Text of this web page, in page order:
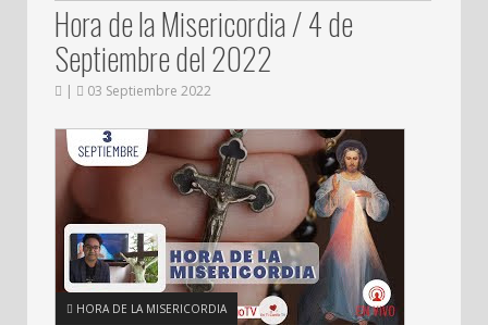
Hora de la Misericordia / 4 de
Septiembre del 2022
03 Septiembre 2022
HORA DE LA MISERICORDIA